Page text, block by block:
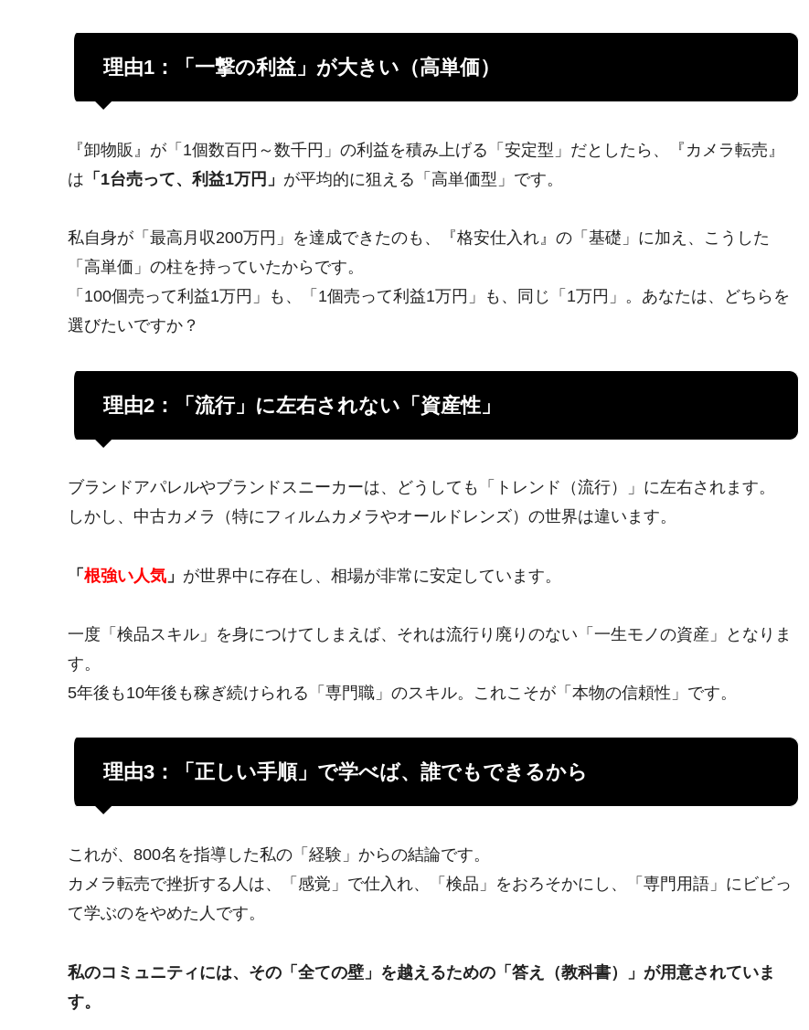
理由1：「一撃の利益」が大きい（高単価）
『卸物販』が「1個数百円～数千円」の利益を積み上げる「安定型」だとしたら、『カメラ転売』
は 「1台売って、利益1万円」 が平均的に狙える「高単価型」です。
私自身が「最高月収200万円」を達成できたのも、『格安仕入れ』の「基礎」に加え、こうした
「高単価」の柱を持っていたからです。
「100個売って利益1万円」も、「1個売って利益1万円」も、同じ「1万円」。あなたは、どちらを
選びたいですか？
理由2：「流行」に左右されない「資産性」
ブランドアパレルやブランドスニーカーは、どうしても「トレンド（流行）」に左右されます。
しかし、中古カメラ（特にフィルムカメラやオールドレンズ）の世界は違います。
「 根強い人気 」 が世界中に存在し、相場が非常に安定しています。
一度「検品スキル」を身につけてしまえば、それは流行り廃りのない「一生モノの資産」となりま
す。
5年後も10年後も稼ぎ続けられる「専門職」のスキル。これこそが「本物の信頼性」です。
理由3：「正しい手順」で学べば、誰でもできるから
これが、800名を指導した私の「経験」からの結論です。
カメラ転売で挫折する人は、「感覚」で仕入れ、「検品」をおろそかにし、「専門用語」にビビっ
て学ぶのをやめた人です。
私のコミュニティには、その「全ての壁」を越えるための「答え（教科書）」が用意されていま
す。